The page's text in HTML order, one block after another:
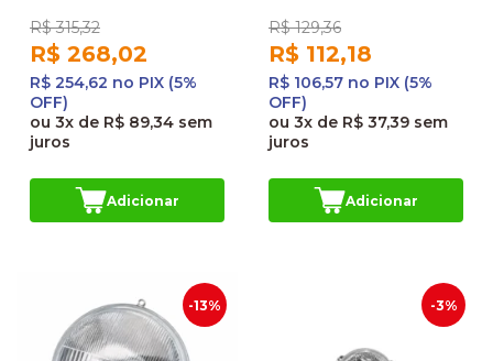
R$ 315,32
R$ 268,02
R$ 254,62 no PIX (5%
OFF)
ou 3x de R$ 89,34 sem
juros
Adicionar
R$ 129,36
R$ 112,18
R$ 106,57 no PIX (5%
OFF)
ou 3x de R$ 37,39 sem
juros
Adicionar
-13% -3%